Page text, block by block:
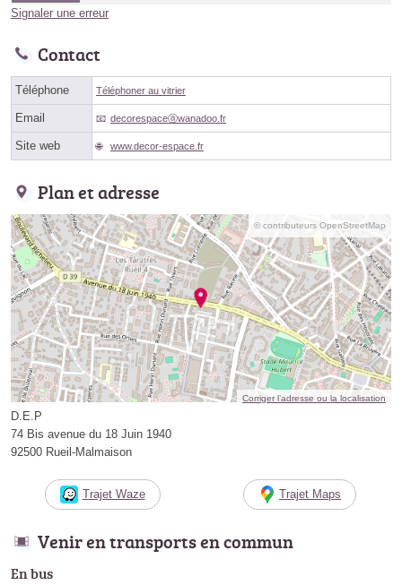
Signaler une erreur
Contact
Téléphone Téléphoner au vitrier
Email decorespaceⓐwanadoo.fr
Site web www.decor-espace.fr
Plan et adresse
© contributeurs OpenStreetMap
Corriger l’adresse ou la localisation
D.E.P
74 Bis avenue du 18 Juin 1940
92500 Rueil-Malmaison
Trajet Waze Trajet Maps
Venir en transports en commun
En bus